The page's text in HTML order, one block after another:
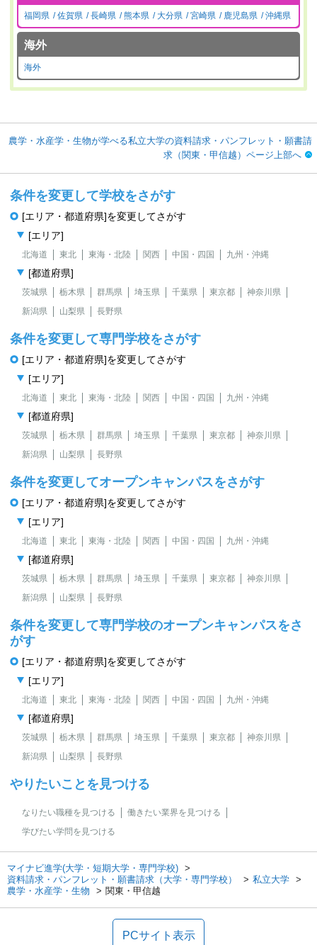
福岡県 佐賀県 長崎県 熊本県 大分県 宮崎県 鹿児島県 沖縄県
海外
海外
農学・水産学・生物が学べる私立大学の資料請求・パンフレット・願書請
求（関東・甲信越）ページ上部へ
条件を変更して学校をさがす
[エリア・都道府県]を変更してさがす
[エリア]
北海道 東北 東海・北陸 関西 中国・四国 九州・沖縄
[都道府県]
茨城県 栃木県 群馬県 埼玉県 千葉県 東京都
神奈川県
新潟県
山梨県 長野県
条件を変更して専門学校をさがす
[エリア・都道府県]を変更してさがす
[エリア]
北海道 東北 東海・北陸 関西 中国・四国 九州・沖縄
[都道府県]
茨城県 栃木県 群馬県 埼玉県 千葉県 東京都
神奈川県
新潟県
山梨県 長野県
条件を変更してオープンキャンパスをさがす
[エリア・都道府県]を変更してさがす
[エリア]
北海道 東北 東海・北陸 関西 中国・四国 九州・沖縄
[都道府県]
茨城県 栃木県 群馬県 埼玉県 千葉県 東京都
神奈川県
新潟県
山梨県 長野県
条件を変更して専門学校のオープンキャンパスをさ
がす
[エリア・都道府県]を変更してさがす
[エリア]
北海道 東北 東海・北陸 関西 中国・四国 九州・沖縄
[都道府県]
茨城県 栃木県 群馬県 埼玉県 千葉県 東京都
神奈川県
新潟県
山梨県 長野県
やりたいことを見つける
なりたい職種を見つける
働きたい業界を見つける
学びたい学問を見つける
マイナビ進学(大学・短期大学・専門学校)
資料請求・パンフレット・願書請求（大学・専門学校）
私立大学
農学・水産学・生物
関東・甲信越
PCサイト表示